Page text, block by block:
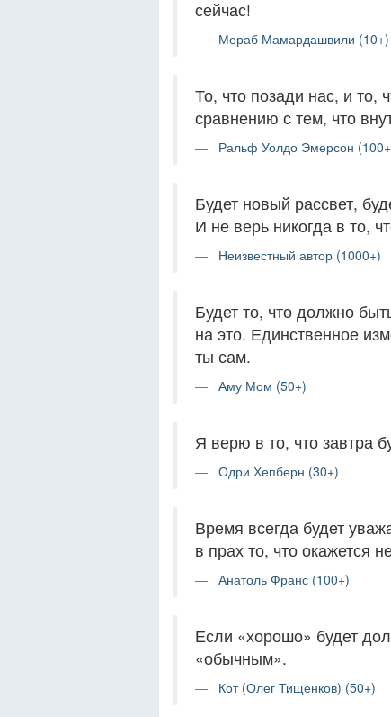
сейчас!
Мераб Мамардашвили (10+)
То, что позади нас, и то,
сравнению с тем, что
Ральф Уолдо Эмерсон
Будет новый рассвет,
И не верь никогда в то,
Неизвестный автор (1000+)
Будет то, что должно
на это. Единственное
ты сам.
Аму Мом (50+)
Я верю в то, что завтра
Одри Хепберн (30+)
Время всегда будет
в прах то, что окажется
Анатоль Франс (100+)
Если «хорошо» будет
«обычным».
Кот (Олег Тищенков) (50+)